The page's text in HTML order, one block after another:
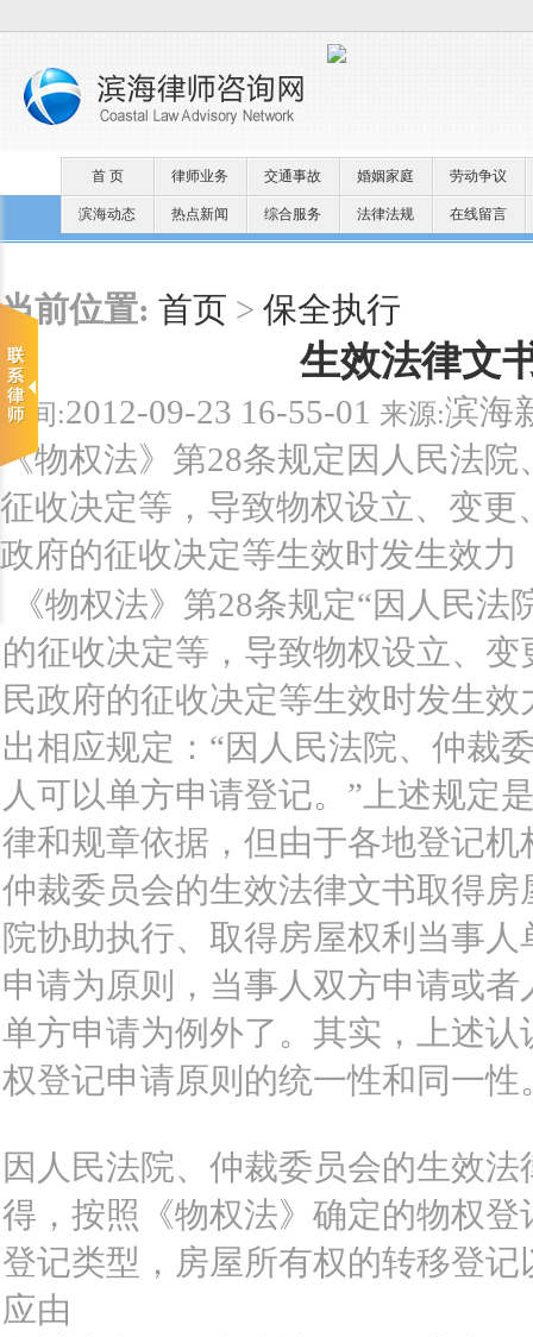
首 页 律师业务 交通事故 婚姻家庭 劳动争议
滨海动态 热点新闻 综合服务 法律法规 在线留言
当前位置: 首页 > 保全执行
生效法律文
时间:2012-09-23 16-55-01 来源:滨海
《物权法》第28条规定因人民法
征收决定等，导致物权设立、变
政府的征收决定等生效时发生效力
《物权法》第28条规定“因人民
的征收决定等，导致物权设立、
民政府的征收决定等生效时发生
出相应规定：“因人民法院、仲裁
人可以单方申请登记。”上述规定
律和规章依据，但由于各地登记
仲裁委员会的生效法律文书取得
院协助执行、取得房屋权利当事
申请为原则，当事人双方申请或
单方申请为例外了。其实，上述
权登记申请原则的统一性和同一性
因人民法院、仲裁委员会的生效
得，按照《物权法》确定的物权
登记类型，房屋所有权的转移登
应由